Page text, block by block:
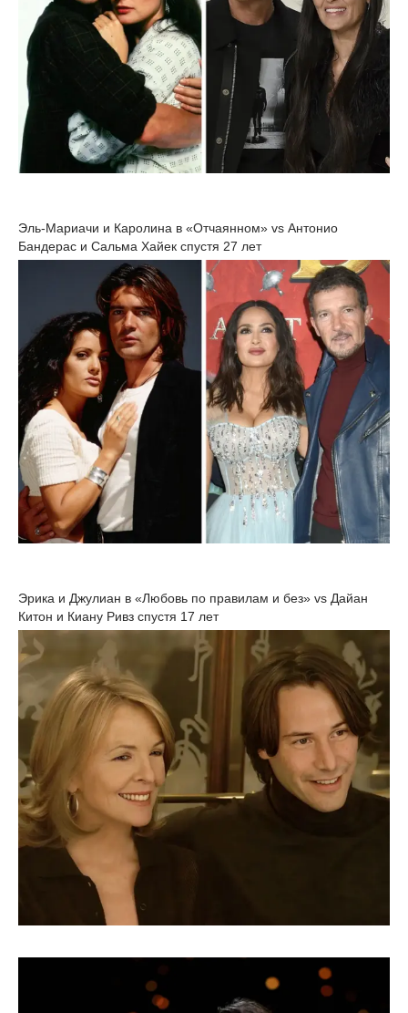
Эль-Мариачи и Каролина в «Отчаянном» vs Антонио
Бандерас и Сальма Хайек спустя 27 лет
Эрика и Джулиан в «Любовь по правилам и без» vs Дайан
Китон и Киану Ривз спустя 17 лет